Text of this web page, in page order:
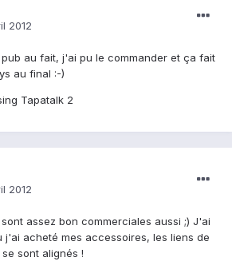
2012
au fait, j'ai pu le commander et ça fait
au final :-)
Tapatalk 2
2012
assez bon commerciales aussi ;) J'ai
j'ai acheté mes accessoires, les liens de
sont alignés !